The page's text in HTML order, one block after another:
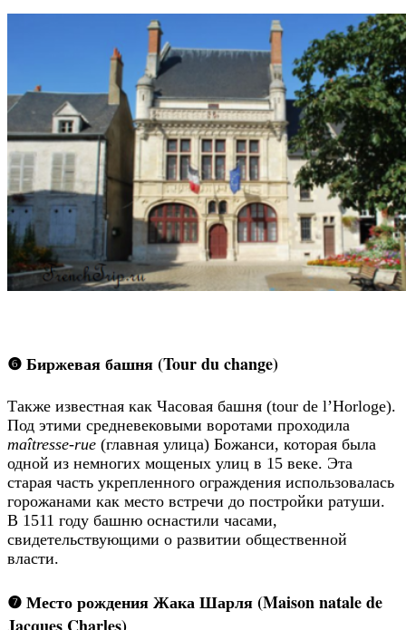
❻ Биржевая башня (Tour du change)
Также известная как Часовая башня (tour de l’Horloge).
Под этими средневековыми воротами проходила
maîtresse-rue (главная улица) Божанси, которая была
одной из немногих мощеных улиц в 15 веке. Эта
старая часть укрепленного ограждения использовалась
горожанами как место встречи до постройки ратуши.
В 1511 году башню оснастили часами,
свидетельствующими о развитии общественной
власти.
❼ Место рождения Жака Шарля (Maison natale de